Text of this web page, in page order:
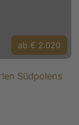
ab € 2.020